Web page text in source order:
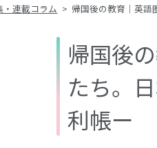
・連載コラム 帰国後の教育｜英語
帰国後
たち。
利帳ー